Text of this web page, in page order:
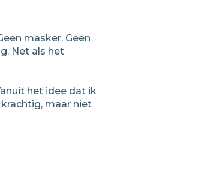
masker. Geen
Net als het
het idee dat ik
maar niet